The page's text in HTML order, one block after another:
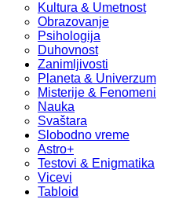
Kultura & Umetnost
Obrazovanje
Psihologija
Duhovnost
Zanimljivosti
Planeta & Univerzum
Misterije & Fenomeni
Nauka
Svaštara
Slobodno vreme
Astro+
Testovi & Enigmatika
Vicevi
Tabloid